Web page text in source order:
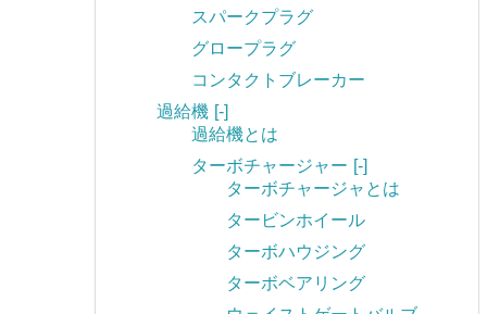
スパークプラグ
グロープラグ
コンタクトブレーカー
過給機 [-]
過給機とは
ターボチャージャー [-]
ターボチャージャとは
タービンホイール
ターボハウジング
ターボベアリング